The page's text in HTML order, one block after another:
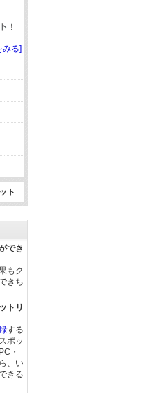
る]
ト
でき
もク
きち
トリ
する
ポッ
・
、い
きる